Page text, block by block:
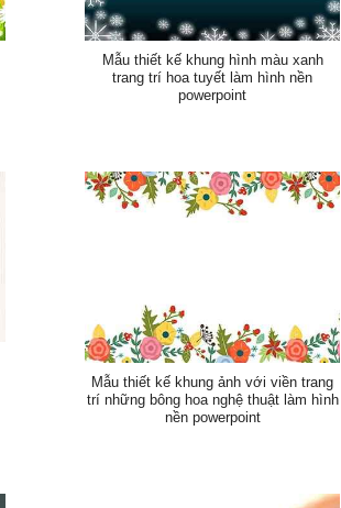
Mẫu thiết kế khung hình màu xanh
trang trí hoa tuyết làm hình nền
powerpoint
Mẫu thiết kế khung ảnh với viền trang
trí những bông hoa nghệ thuật làm hình
nền powerpoint